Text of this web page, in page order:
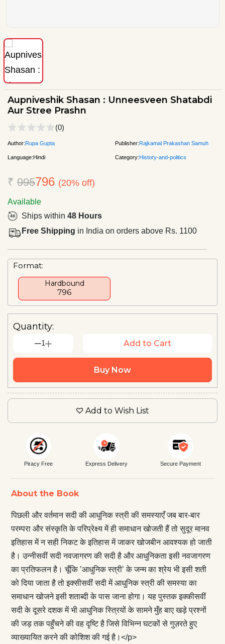
Aupniveshik Shasan : Unneesveen Shatabdi
Aur Stree Prashn
(0)
Author:Rupa Gupta Publisher:Rajkamal Prakashan Samuh
Language:Hindi Category:History-and-politics
₹ 995796 (20% off)
Available
Ships within 48 Hours
Free Shipping in India on orders above Rs. 1100
Format:
Hardbound
₹796
Quantity:
1 Add to Cart
Buy Now
Add to Wish List
Piracy Free Express Delivery Secure Payment
About the Book
पिछली और वर्तमान सदी की आधुनिक स्त्री की समस्याएँ जब बार-बार
परम्परा और संस्कृति के परिप्रेक्ष्य में ही समाधान खोजती हैं तो सुदूर मानव
इतिहास में न सही निकट के इतिहास में जाकर खोजबीन आवश्यक हो जाती
है। उन्नीसवीं सदी नवजागरण की सदी है और आधुनिकता इसी नवजागरण
का प्रतिफलन है। चूँकि ’आधुनिक स्त्री’ के जन्म का श्रेय भी इसी शती
को दिया जाता है तो इक्सीसवीं सदी में आधुनिक स्त्री की समस्या का
समाधान खोजने इसी शताब्दी के पास जाना होगा। यह पुस्तक इक्कीसवीं
सदी के दूसरे दशक में भी आधुनिक स्त्रियों के सामने मुँह बाए खड़े प्रश्नों
की जड़ तक पहुँचने की वह दृष्टि है जिसे विभिन्न घटकों से गुज़रते हुए
व्याख्यायित करने की कोशिश की गई है।</p>